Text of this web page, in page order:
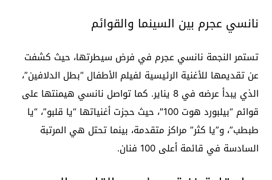
نانسي عجرم بين السينما والقوائم
تستمر النجمة نانسي عجرم في فرض سيطرتها، حيث كشفت
عن تقديمها للأغنية الرئيسية لفيلم الأطفال “بطل الدلافين”،
الذي يبدأ عرضه في 8 يناير. كما تواصل نانسي هيمنتها على
قوائم “بيلبورد هوت 100″، حيث حجزت أغنياتها “يا قلبو”، “يا
طبطب”، و”يا كثر” مراكز متقدمة، بينما تحتل هي المرتبة
السادسة في قائمة أعلى 100 فنان.